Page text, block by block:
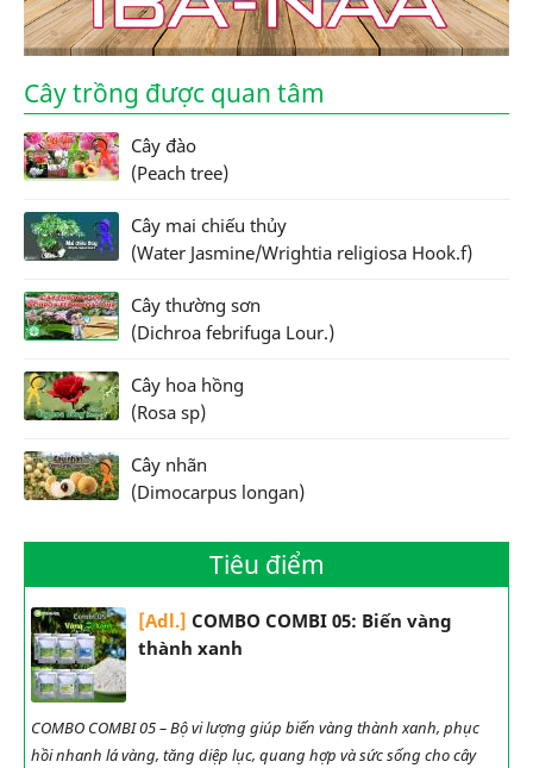
Cây trồng được quan tâm
Cây đào
(Peach tree)
Cây mai chiếu thủy
(Water Jasmine/Wrightia religiosa Hook.f)
Cây thường sơn
(Dichroa febrifuga Lour.)
Cây hoa hồng
(Rosa sp)
Cây nhãn
(Dimocarpus longan)
Tiêu điểm
[Adl.] COMBO COMBI 05: Biến vàng
thành xanh
COMBO COMBI 05 – Bộ vi lượng giúp biến vàng thành xanh, phục
hồi nhanh lá vàng, tăng diệp lục, quang hợp và sức sống cho cây